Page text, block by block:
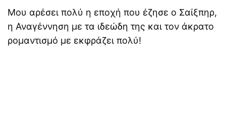
Μου αρέσει πολύ η εποχή που έζησε ο Σαίξπηρ,
η Αναγέννηση με τα ιδεώδη της και τον άκρατο
ρομαντισμό με εκφράζει πολύ!